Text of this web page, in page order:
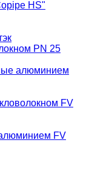
HS"
PN 25
алюминием
FV
FV